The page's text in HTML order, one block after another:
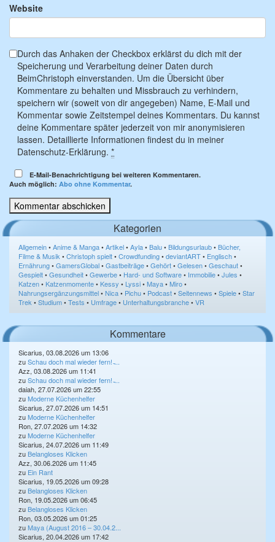
Website
Durch das Anhaken der Checkbox erklärst du dich mit der
Speicherung und Verarbeitung deiner Daten durch
BeimChristoph einverstanden. Um die Übersicht über
Kommentare zu behalten und Missbrauch zu verhindern,
speichern wir (soweit von dir angegeben) Name, E-Mail und
Kommentar sowie Zeitstempel deines Kommentars. Du kannst
deine Kommentare später jederzeit von mir anonymisieren
lassen. Detaillierte Informationen findest du in meiner
Datenschutz-Erklärung. *
E-Mail-Benachrichtigung bei weiteren Kommentaren.
Auch möglich: Abo ohne Kommentar.
Kategorien
Allgemein•Anime & Manga•Artikel•Ayla•Balu•Bildungsurlaub•Bücher,
Filme & Musik •Christoph spielt•Crowdfunding•deviantART• Englisch•
Ernährung•GamersGlobal•Gastbeiträge•Gehört•Gelesen•Geschaut•
Gespielt•Gesundheit•Gewerbe• Hard- und Software• Immobilie•Jules •
Katzen•Katzenmomente•Kessy • Lyssi•Maya•Miro•
Nahrungsergänzungsmittel•Nica• Pichu• Podcast•Seitennews •Spiele•Star
Trek •Studium•Tests • Umfrage• Unterhaltungsbranche•VR
Kommentare
Sicarius, 03.08.2026 um 13:06
zuSchau doch mal wieder fern! ̵...
Azz, 03.08.2026 um 11:41
zuSchau doch mal wieder fern! ̵...
daiah, 27.07.2026 um 22:55
zuModerne Küchenhelfer
Sicarius, 27.07.2026 um 14:51
zuModerne Küchenhelfer
Ron, 27.07.2026 um 14:32
zuModerne Küchenhelfer
Sicarius, 24.07.2026 um 11:49
zu Belangloses Klicken
Azz, 30.06.2026 um 11:45
zu Ein Rant
Sicarius, 19.05.2026 um 09:28
zu Belangloses Klicken
Ron, 19.05.2026 um 06:45
zu Belangloses Klicken
Ron, 03.05.2026 um 01:25
zuMaya (August 2016 – 30.04.2...
Sicarius, 20.04.2026 um 17:42